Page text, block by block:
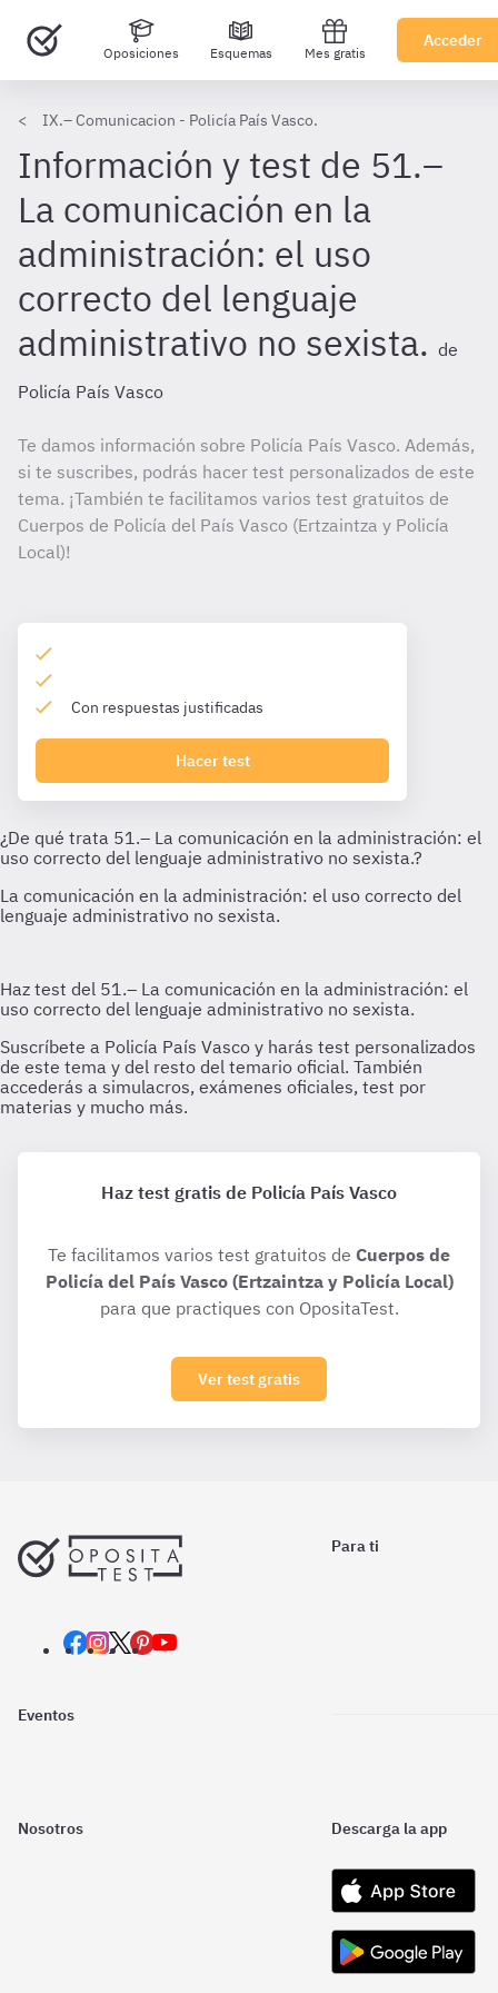
Oposiciones Esquemas Mes gratis
Acceder
IX.– Comunicacion - Policía País Vasco.
Información y test de 51.–
La comunicación en la
administración: el uso
correcto del lenguaje
administrativo no sexista. de
Policía País Vasco
Te damos información sobre Policía País Vasco. Además,
si te suscribes, podrás hacer test personalizados de este
tema. ¡También te facilitamos varios test gratuitos de
Cuerpos de Policía del País Vasco (Ertzaintza y Policía
Local)!
Con respuestas justificadas
Hacer test
Haz test gratis de Policía País Vasco
Te facilitamos varios test gratuitos de Cuerpos de
Policía del País Vasco (Ertzaintza y Policía Local)
para que practiques con OpositaTest.
Ver test gratis
Para ti
Eventos
Nosotros Descarga la app